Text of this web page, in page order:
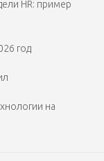
HR: пример
год
на